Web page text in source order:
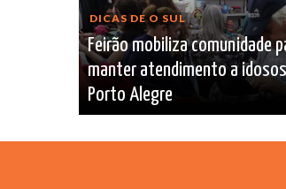
DICAS DE O SUL
Feirão mobiliza comunidade
manter atendimento a
Porto Alegre